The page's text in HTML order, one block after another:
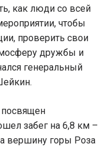
как люди со всей
чтобы
проверить свои
дружбы и
генеральный
забег на 6,8 км –
вершину горы Роза